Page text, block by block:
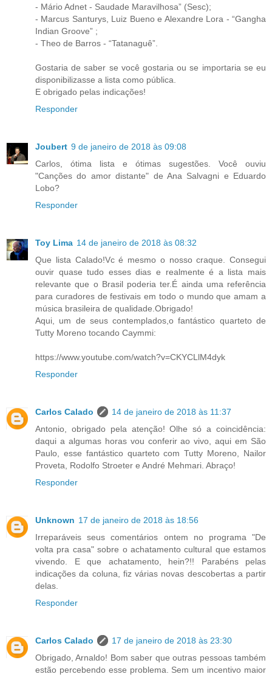
- Mário Adnet - Saudade Maravilhosa” (Sesc);
- Marcus Santurys, Luiz Bueno e Alexandre Lora - “Gangha
Indian Groove” ;
- Theo de Barros - “Tatanaguê”.
Gostaria de saber se você gostaria ou se importaria se eu
disponibilizasse a lista como pública.
E obrigado pelas indicações!
Responder
Joubert 9 de janeiro de 2018 às 09:08
Carlos, ótima lista e ótimas sugestões. Você ouviu
"Canções do amor distante" de Ana Salvagni e Eduardo
Lobo?
Responder
Toy Lima 14 de janeiro de 2018 às 08:32
Que lista Calado!Vc é mesmo o nosso craque. Consegui
ouvir quase tudo esses dias e realmente é a lista mais
relevante que o Brasil poderia ter.É ainda uma referência
para curadores de festivais em todo o mundo que amam a
música brasileira de qualidade.Obrigado!
Aqui, um de seus contemplados,o fantástico quarteto de
Tutty Moreno tocando Caymmi:
https://www.youtube.com/watch?v=CKYCLlM4dyk
Responder
Carlos Calado
14 de janeiro de 2018 às 11:37
Antonio, obrigado pela atenção! Olhe só a coincidência:
daqui a algumas horas vou conferir ao vivo, aqui em São
Paulo, esse fantástico quarteto com Tutty Moreno, Nailor
Proveta, Rodolfo Stroeter e André Mehmari. Abraço!
Responder
Unknown 17 de janeiro de 2018 às 18:56
Irreparáveis seus comentários ontem no programa "De
volta pra casa" sobre o achatamento cultural que estamos
vivendo. E que achatamento, hein?!! Parabéns pelas
indicações da coluna, fiz várias novas descobertas a partir
delas.
Responder
Carlos Calado
17 de janeiro de 2018 às 23:30
Obrigado, Arnaldo! Bom saber que outras pessoas também
estão percebendo esse problema. Sem um incentivo maior